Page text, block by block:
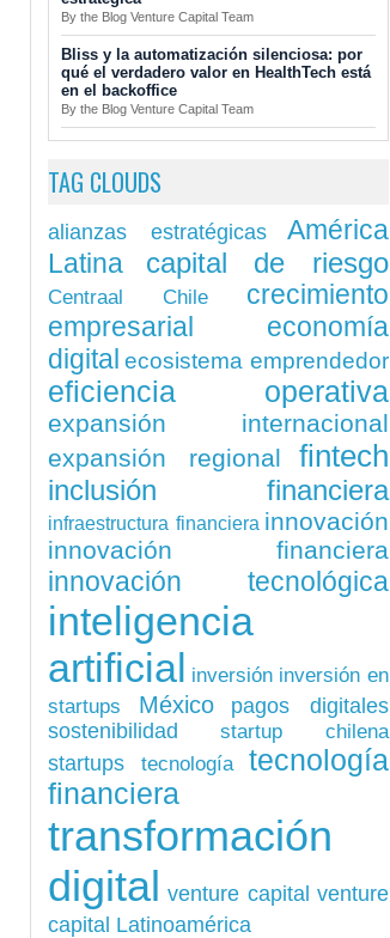
By the Blog Venture Capital Team
Bliss y la automatización silenciosa: por
qué el verdadero valor en HealthTech está
en el backoffice
By the Blog Venture Capital Team
TAG CLOUDS
alianzas estratégicas
América
Latina
capital de riesgo
Centraal Chile
crecimiento
empresarial
economía
digital ecosistema emprendedor
eficiencia operativa
expansión internacional
expansión regional
fintech
inclusión financiera
infraestructura financiera innovación
innovación financiera
innovación tecnológica
inteligencia
artificial inversión inversión en
startups
México pagos digitales
sostenibilidad startup chilena
startups tecnología
tecnología
financiera
transformación
digital venture capital venture
capital Latinoamérica